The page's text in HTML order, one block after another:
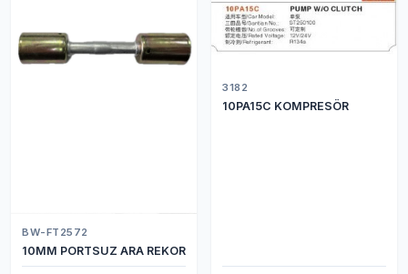
BW-FT2572
10MM PORTSUZ ARA REKOR
3182
10PA15C KOMPRESÖR